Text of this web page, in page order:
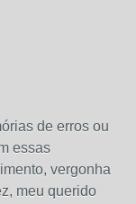
de erros ou
essas
vergonha
meu querido